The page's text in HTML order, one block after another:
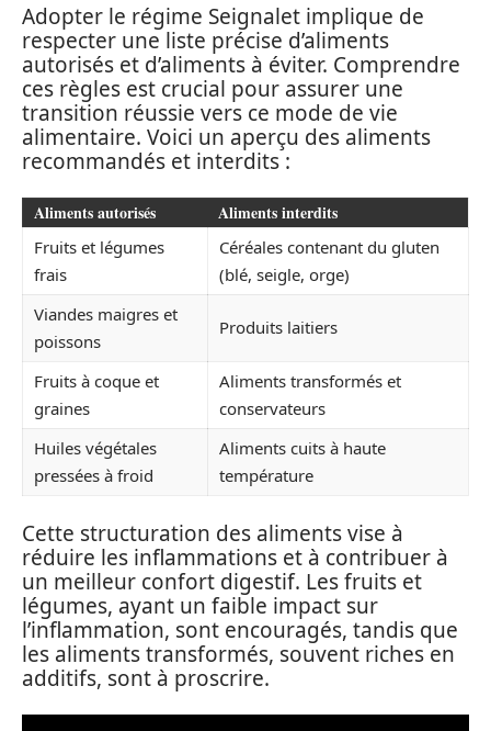
Adopter le régime Seignalet implique de
respecter une liste précise d’aliments
autorisés et d’aliments à éviter. Comprendre
ces règles est crucial pour assurer une
transition réussie vers ce mode de vie
alimentaire. Voici un aperçu des aliments
recommandés et interdits :
Aliments autorisés Aliments interdits
Fruits et légumes
frais
Céréales contenant du gluten
(blé, seigle, orge)
Viandes maigres et
poissons
Produits laitiers
Fruits à coque et
graines
Aliments transformés et
conservateurs
Huiles végétales
pressées à froid
Aliments cuits à haute
température
Cette structuration des aliments vise à
réduire les inflammations et à contribuer à
un meilleur confort digestif. Les fruits et
légumes, ayant un faible impact sur
l’inflammation, sont encouragés, tandis que
les aliments transformés, souvent riches en
additifs, sont à proscrire.